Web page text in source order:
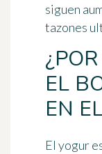
siguen
tazones
EL
EN
El yogur